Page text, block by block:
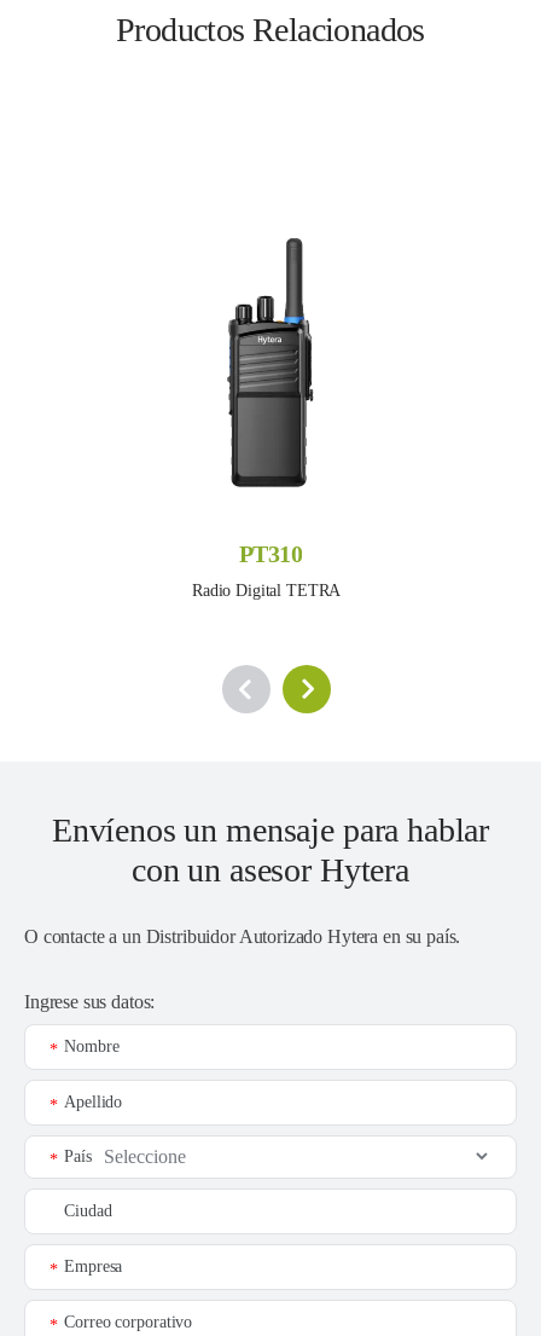
Productos Relacionados
PT310
Radio Digital TETRA
Envíenos un mensaje para hablar
con un asesor Hytera
O contacte a un Distribuidor Autorizado Hytera en su país.
Ingrese sus datos:
Nombre
*
Apellido
*
País
*
Ciudad
Empresa
*
Correo corporativo
*